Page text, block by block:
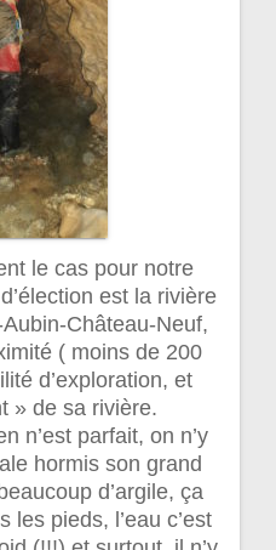
le cas pour notre
est la rivière
Château-Neuf,
( moins de 200
d’exploration, et
» de sa rivière.
n’est parfait, on n’y
hormis son grand
d’argile, ça
les pieds, l’eau c’est